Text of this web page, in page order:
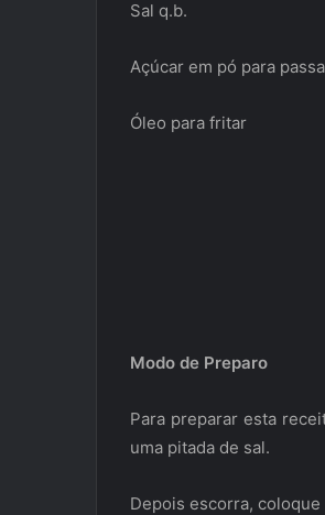
Sal q.b.
Açúcar em pó para
Óleo para fritar
Modo de Preparo
Para preparar esta
uma pitada de sal.
Depois escorra,